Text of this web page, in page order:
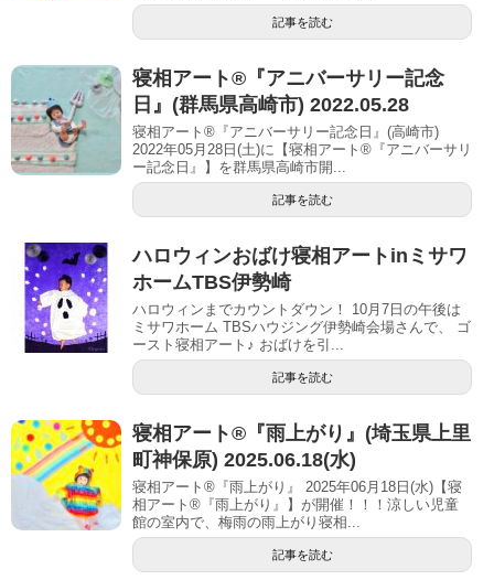
記事を読む
寝相アート®︎『アニバーサリー記念
日』(群馬県高崎市) 2022.05.28
寝相アート®『アニバーサリー記念日』(高崎市)
2022年05月28日(土)に【寝相アート®︎『アニバーサリ
ー記念日』】を群馬県高崎市開...
記事を読む
ハロウィンおばけ寝相アートinミサワ
ホームTBS伊勢崎
ハロウィンまでカウントダウン！ 10月7日の午後は
ミサワホーム TBSハウジング伊勢崎会場さんで、 ゴ
ースト寝相アート♪ おばけを引...
記事を読む
寝相アート®︎『雨上がり』(埼玉県上里
町神保原) 2025.06.18(水)
寝相アート®『雨上がり』 2025年06月18日(水)【寝
相アート®︎『雨上がり』】が開催！！！涼しい児童
館の室内で、梅雨の雨上がり寝相...
記事を読む